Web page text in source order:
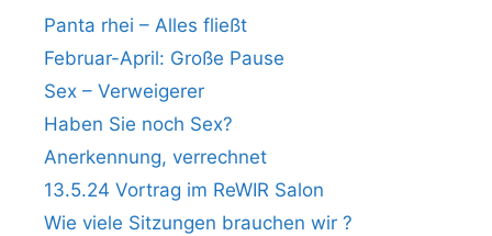
Panta rhei – Alles fließt
Februar-April: Große Pause
Sex – Verweigerer
Haben Sie noch Sex?
Anerkennung, verrechnet
13.5.24 Vortrag im ReWIR Salon
Wie viele Sitzungen brauchen wir ?